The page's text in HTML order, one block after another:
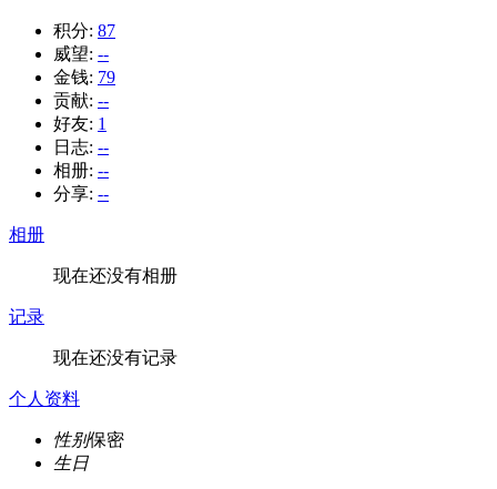
积分: 87
威望: --
金钱: 79
贡献: --
好友: 1
日志: --
相册: --
分享: --
相册
现在还没有相册
记录
现在还没有记录
个人资料
性别保密
生日